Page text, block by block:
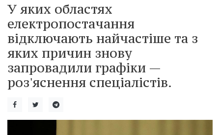
У яких областях
електропостачання
відключають найчастіше та з
яких причин знову
запровадили графіки —
роз'яснення спеціалістів.